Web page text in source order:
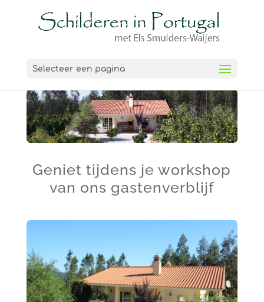
Selecteer een pagina
Geniet tijdens je workshop
van ons gastenverblijf